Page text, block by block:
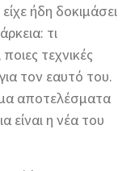
ήδη δοκιμάσει
τι
τεχνικές
τον εαυτό του.
αποτελέσματα
είναι η νέα του